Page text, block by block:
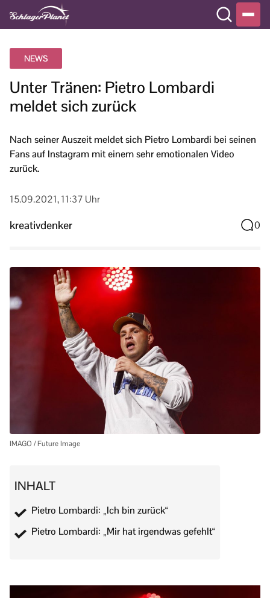
NEWS
Unter Tränen: Pietro Lombardi
meldet sich zurück
Nach seiner Auszeit meldet sich Pietro Lombardi bei seinen
Fans auf Instagram mit einem sehr emotionalen Video
zurück.
15.09.2021, 11:37 Uhr
kreativdenker 0
IMAGO / Future Image
INHALT
Pietro Lombardi: „Ich bin zurück“
Pietro Lombardi: „Mir hat irgendwas gefehlt“